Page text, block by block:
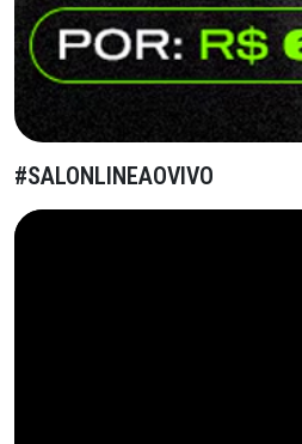
#SALONLINEAOVIVO